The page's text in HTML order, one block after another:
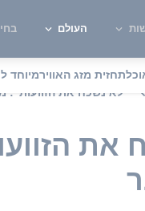
העולם
תחזית מזג האווירמיוחד
"לא נשכח את הזוועות":